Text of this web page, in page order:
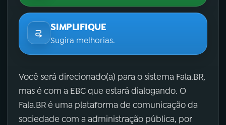
SIMPLIFIQUE
Sugira melhorias.
Você será direcionado(a) para o sistema Fala.BR,
mas é com a EBC que estará dialogando. O
Fala.BR é uma plataforma de comunicação da
sociedade com a administração pública, por